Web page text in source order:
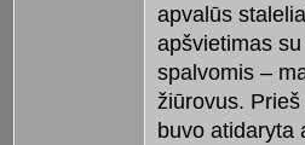
apvalūs
apšvietimas
spalvomis –
žiūrovus.
buvo atidaryta